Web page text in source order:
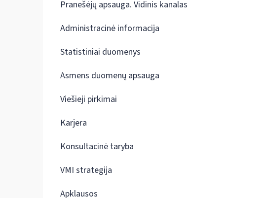
Pranešėjų apsauga. Vidinis kanalas
Administracinė informacija
Statistiniai duomenys
Asmens duomenų apsauga
Viešieji pirkimai
Karjera
Konsultacinė taryba
VMI strategija
Apklausos